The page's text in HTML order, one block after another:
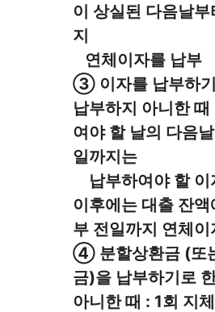
이 상실된 다음날
지
연체이자를 납부
③ 이자를 납부하
납부하지 아니한
여야 할 날의 다음
일까지는
납부하여야 할 이
이후에는 대출 잔
부 전일까지 연체
④ 분할상환금 (또
금)을 납부하기로
아니한 때 : 1회 지